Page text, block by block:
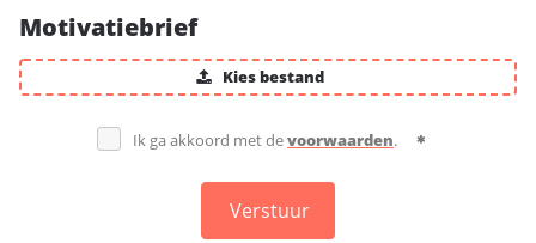
Motivatiebrief
Kies bestand
Ik ga akkoord met devoorwaarden.
Verstuur